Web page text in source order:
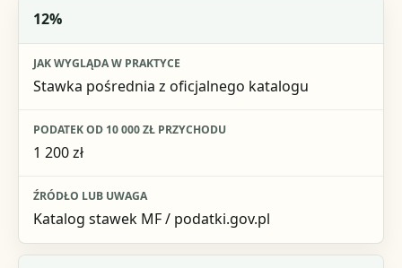
12%
Stawka pośrednia z oficjalnego katalogu
1 200 zł
Katalog stawek MF / podatki.gov.pl